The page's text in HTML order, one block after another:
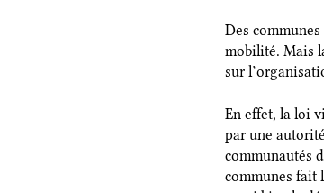
Des
mobilité. Mais
sur
En effet, la loi
par une
communautés
communes fait